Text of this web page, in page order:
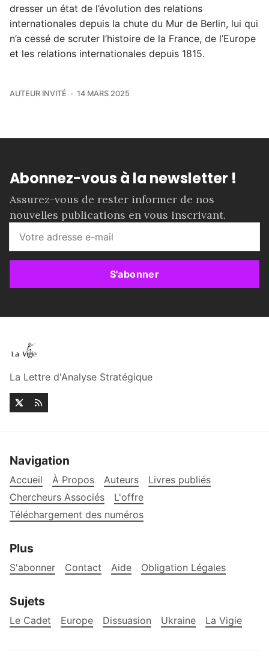
dresser un état de l’évolution des relations
internationales depuis la chute du Mur de Berlin, lui qui
n’a cessé de scruter l’histoire de la France, de l’Europe
et les relations internationales depuis 1815.
AUTEUR INVITÉ 14 MARS 2025
Abonnez-vous à la newsletter !
Assurez-vous de rester informer de nos
nouvelles publications en vous inscrivant.
S'abonner
La Lettre d'Analyse Stratégique
Navigation
Accueil À Propos Auteurs
Livres publiés
Chercheurs Associés
L'offre
Téléchargement des numéros
Plus
S'abonner Contact Aide Obligation Légales
Sujets
Le Cadet Europe Dissuasion Ukraine La Vigie